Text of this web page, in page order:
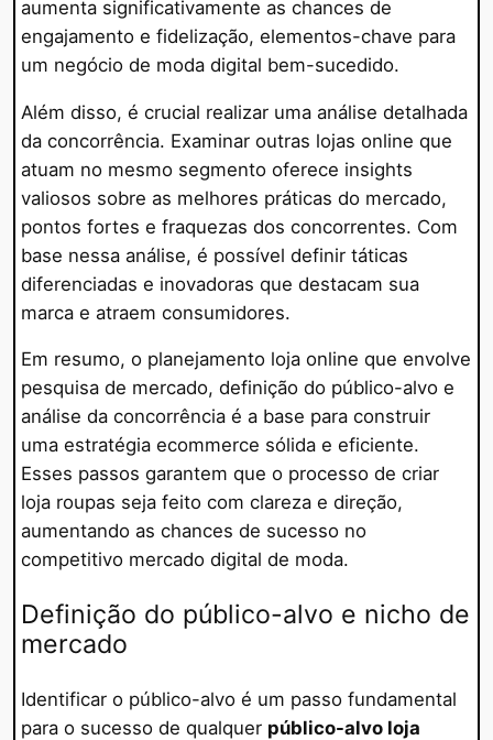
aumenta significativamente as chances de
engajamento e fidelização, elementos-chave para
um negócio de moda digital bem-sucedido.
Além disso, é crucial realizar uma análise detalhada
da concorrência. Examinar outras lojas online que
atuam no mesmo segmento oferece insights
valiosos sobre as melhores práticas do mercado,
pontos fortes e fraquezas dos concorrentes. Com
base nessa análise, é possível definir táticas
diferenciadas e inovadoras que destacam sua
marca e atraem consumidores.
Em resumo, o planejamento loja online que envolve
pesquisa de mercado, definição do público-alvo e
análise da concorrência é a base para construir
uma estratégia ecommerce sólida e eficiente.
Esses passos garantem que o processo de criar
loja roupas seja feito com clareza e direção,
aumentando as chances de sucesso no
competitivo mercado digital de moda.
Definição do público-alvo e nicho de
mercado
Identificar o público-alvo é um passo fundamental
para o sucesso de qualquer público-alvo loja